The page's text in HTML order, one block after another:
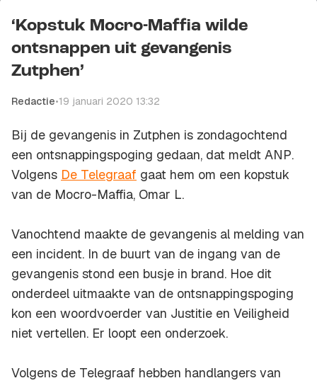
Kopieer link
‘Kopstuk Mocro-Maffia wilde
ontsnappen uit gevangenis
Zutphen’
Redactie•19 januari 2020 13:32
Bij de gevangenis in Zutphen is zondagochtend
een ontsnappingspoging gedaan, dat meldt ANP.
Volgens De Telegraaf gaat hem om een kopstuk
van de Mocro-Maffia, Omar L.
Vanochtend maakte de gevangenis al melding van
een incident. In de buurt van de ingang van de
gevangenis stond een busje in brand. Hoe dit
onderdeel uitmaakte van de ontsnappingspoging
kon een woordvoerder van Justitie en Veiligheid
niet vertellen. Er loopt een onderzoek.
Volgens de Telegraaf hebben handlangers van